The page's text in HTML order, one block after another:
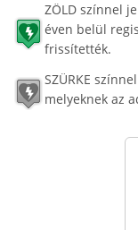
ZÖLD színnel
éven belül
frissítették.
SZÜRKE
melyeknek az